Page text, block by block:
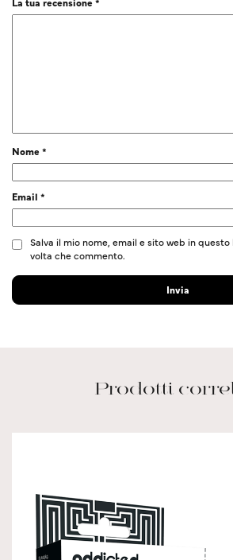
Nome*
Email *
Salva il mio nome, email e sito web in
volta che commento.
Prodotti